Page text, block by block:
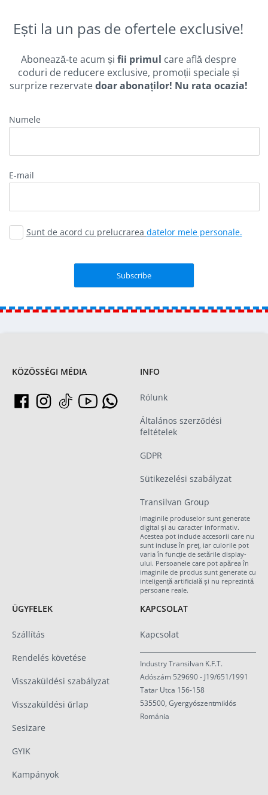
Ești la un pas de ofertele exclusive!
Abonează-te acum și fii primul care află despre
coduri de reducere exclusive, promoții speciale și
surprize rezervatedoar abonaților! Nu rata ocazia!
Numele
E-mail
Sunt de acord cu prelucrarea datelor mele personale.
KÖZÖSSÉGI MÉDIA INFO
Rólunk
Általános szerződési
feltételek
GDPR
Sütikezelési szabályzat
Transilvan Group
Imaginile produselor sunt generate
digital și au caracter informativ.
Acestea pot include accesorii care nu
sunt incluse în preț, iar culorile pot
varia în funcție de setările display-
ului. Persoanele care pot apărea în
imaginile de produs sunt generate cu
inteligență artificială și nu reprezintă
persoane reale.
ÜGYFELEK
Szállítás
Rendelés követése
Visszaküldési szabályzat
Visszaküldési űrlap
Sesizare
GYIK
Kampányok
KAPCSOLAT
Kapcsolat
Industry Transilvan K.F.T.
Adószám 529690 - J19/651/1991
Tatar Utca 156-158
535500, Gyergyószentmiklós
Románia